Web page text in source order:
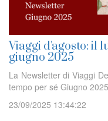
Viaggi d'agosto: il
giugno 2025
La Newsletter di Viaggi
tempo per sé Giugno
23/09/2025 13:44:22